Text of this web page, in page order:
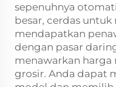
sepenuhnya
besar, cerdas
mendapatkan
dengan pasar
menawarkan
grosir. Anda dapat